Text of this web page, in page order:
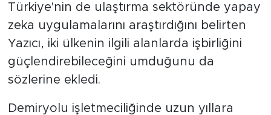
Türkiye'nin de ulaştırma sektöründe yapay
zeka uygulamalarını araştırdığını belirten
Yazıcı, iki ülkenin ilgili alanlarda işbirliğini
güçlendirebileceğini umduğunu da
sözlerine ekledi.
Demiryolu işletmeciliğinde uzun yıllara